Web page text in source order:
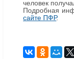
человек
Подробная
сайте ПФР.